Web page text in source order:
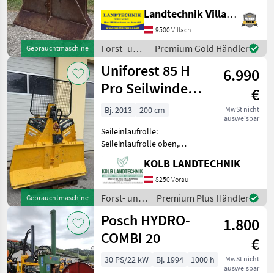
Gebrauchtmaschine
elektrohydr. Bedienung,
Schutzgitter Holzknecht
Seilwinde 270 E, Elektrische
Bedienung, 6 t Zugkraft, Sc
Landtechnik Villach GmbH
9500 Villach
Forst- und
Holztechnik
/
Holzknecht
Premium Gold Händler
Gebrauchtmaschine
Uniforest 85 H
Pro Seilwinde
Funkseilwinde
Forst
6.990
€
MwSt nicht
ausweisbar
Bj. 2013
200 cm
Seileinlaufrolle:
Seileinlaufrolle oben,
Zugleistung: 8, 5 Tonnen,
elektrohydr. Bedienung,
Schutzgitter, Funk,
Untersetzung ++KOLB
LANDTECHNIK++
✅UNIFOREST 85 H PRO Fun
KOLB LANDTECHNIK
8250 Vorau
Forst- und
Holztechnik
/ Uniforest
Premium Plus Händler
Posch HYDRO-
COMBI 20
1.800
€
MwSt nicht
ausweisbar
30 PS/22 kW Bj. 1994
1000 h